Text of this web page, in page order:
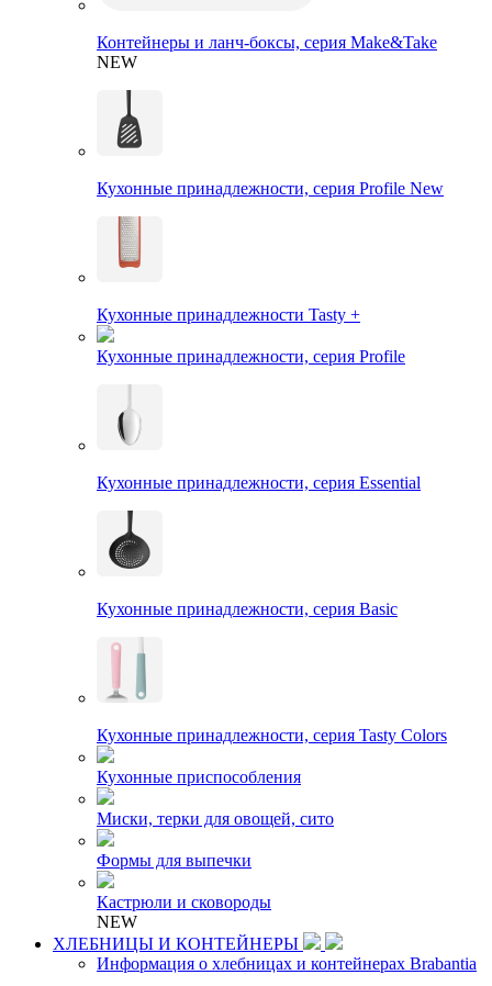
Контейнеры и ланч-боксы, серия Make&Take
NEW
Кухонные принадлежности, серия Profile New
Кухонные принадлежности Tasty +
Кухонные принадлежности, серия Profile
Кухонные принадлежности, серия Essential
Кухонные принадлежности, серия Basic
Кухонные принадлежности, серия Tasty Colors
Кухонные приспособления
Миски, терки для овощей, сито
Формы для выпечки
Кастрюли и сковороды
NEW
ХЛЕБНИЦЫ И КОНТЕЙНЕРЫ
Информация о хлебницах и контейнерах Brabantia